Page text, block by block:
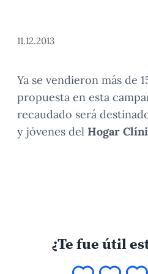
11.12.2013
Ya se vendieron más de
propuesta en esta
recaudado será
y jóvenes del Hogar
¿Te fue útil